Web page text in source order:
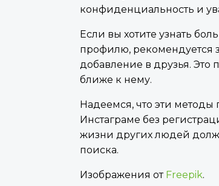
конфиденциальность и
Если вы хотите узнать
профилю, рекомендуется
добавление в друзья. Это
ближе к нему.
Надеемся, что эти методы
Инстаграме без
жизни других людей
поиска.
Изображения от Freepik.